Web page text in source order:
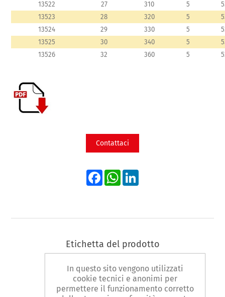
13522
27 310 5
13523
28 320 5
13524
29 330 5
13525
30 340 5
13526
32 360 5
Contattaci
FacebookWhatsApp
Etichetta del prodotto
In questo sito vengono utilizzati
cookie tecnici e anonimi per
permettere il funzionamento corretto